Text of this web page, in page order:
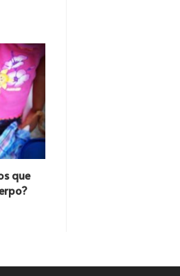
que